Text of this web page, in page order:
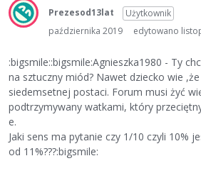
Prezesod13lat
Użytkownik
października 2019
edytowano
:bigsmile::bigsmile:Agnieszka1980 - Ty
na sztuczny miód? Nawet dziecko wie
siedemsetnej postaci. Forum musi żyć
podtrzymywany watkami, który
e.
Jaki sens ma pytanie czy 1/10 czyli 10%
od 11%???:bigsmile: